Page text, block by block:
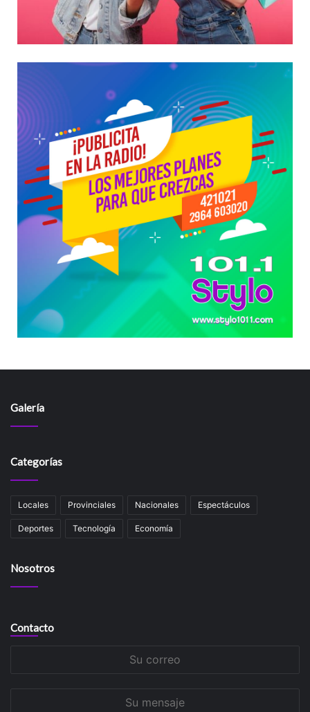
Galería
Categorías
Locales Provinciales Nacionales Espectáculos
Deportes Tecnología Economía
Nosotros
Contacto